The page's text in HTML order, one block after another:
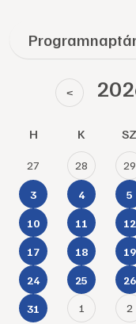
<
H K SZ
27 28 29
3 4 5
10 11 12
17 18 19
24 25 26
31 1 2